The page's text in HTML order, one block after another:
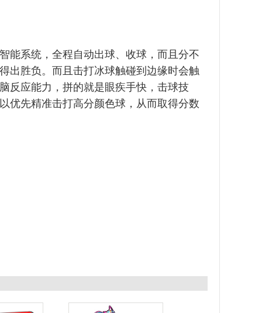
能系统，全程自动出球、收球，而且分不
出胜负。而且击打冰球触碰到边缘时会触
反应能力，拼的就是眼疾手快，击球技
优先精准击打高分颜色球，从而取得分数